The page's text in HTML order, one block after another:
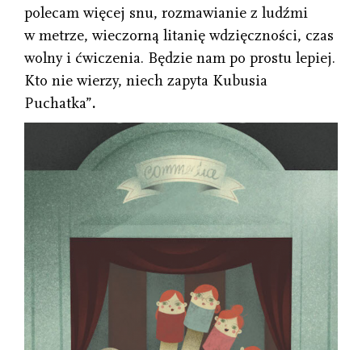
polecam więcej snu, rozmawianie z ludźmi
w metrze, wieczorną litanię wdzięczności, czas
wolny i ćwiczenia. Będzie nam po prostu lepiej.
Kto nie wierzy, niech zapyta Kubusia
Puchatka”.